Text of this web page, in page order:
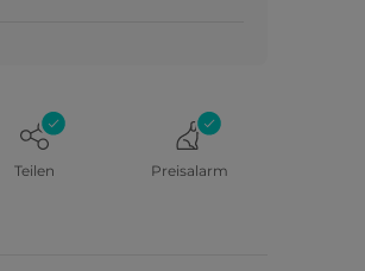
Teilen Preisalarm